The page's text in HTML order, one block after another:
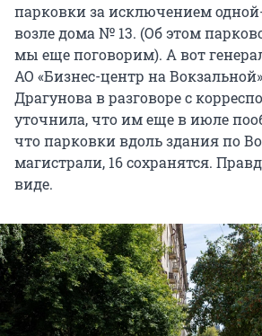
парковки за исключением
возле дома № 13. (Об этом
мы еще поговорим). А вот
АО «Бизнес-центр на
Драгунова в разговоре с
уточнила, что им еще в июле
что парковки вдоль здания по
магистрали, 16 сохранятся.
виде.